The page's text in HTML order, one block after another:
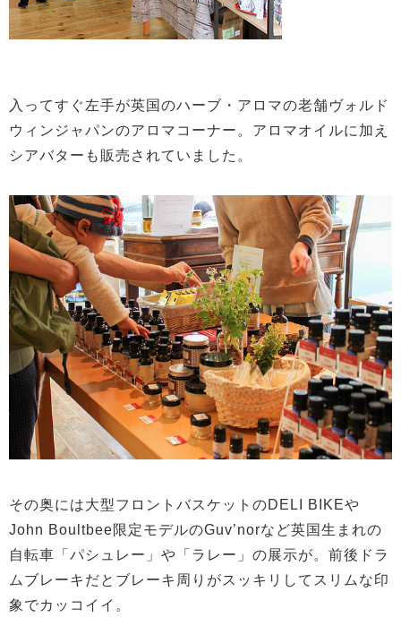
入ってすぐ左手が英国のハーブ・アロマの老舗ヴォルド
ウィンジャパンのアロマコーナー。アロマオイルに加え
シアバターも販売されていました。
その奥には大型フロントバスケットのDELI BIKEや
John Boultbee限定モデルのGuv’norなど英国生まれの
自転車「パシュレー」や「ラレー」の展示が。前後ドラ
ムブレーキだとブレーキ周りがスッキリしてスリムな印
象でカッコイイ。